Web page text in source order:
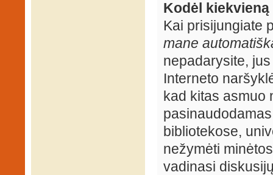
Kodėl
Kai prisijungiate
mane
nepadarysite,
Interneto
kad kitas asmuo
bibliotekose,
nežymėti
vadinasi